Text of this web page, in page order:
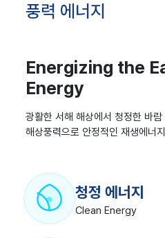
풍력 에너지
Energizing the
Energy
광활한 서해 해상에서 청정한 바
해상풍력으로 안정적인 재생에너
청정 에너지
Clean Energy